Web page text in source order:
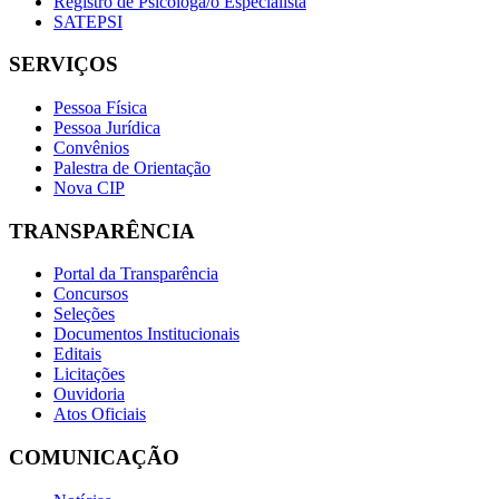
SATEPSI
SERVIÇOS
Pessoa Física
Pessoa Jurídica
Convênios
Palestra de Orientação
Nova CIP
TRANSPARÊNCIA
Portal da Transparência
Concursos
Seleções
Documentos Institucionais
Editais
Licitações
Ouvidoria
Atos Oficiais
COMUNICAÇÃO